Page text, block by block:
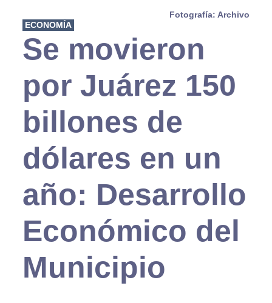
Fotografía: Archivo
ECONOMÍA
Se movieron
por Juárez 150
billones de
dólares en un
año: Desarrollo
Económico del
Municipio